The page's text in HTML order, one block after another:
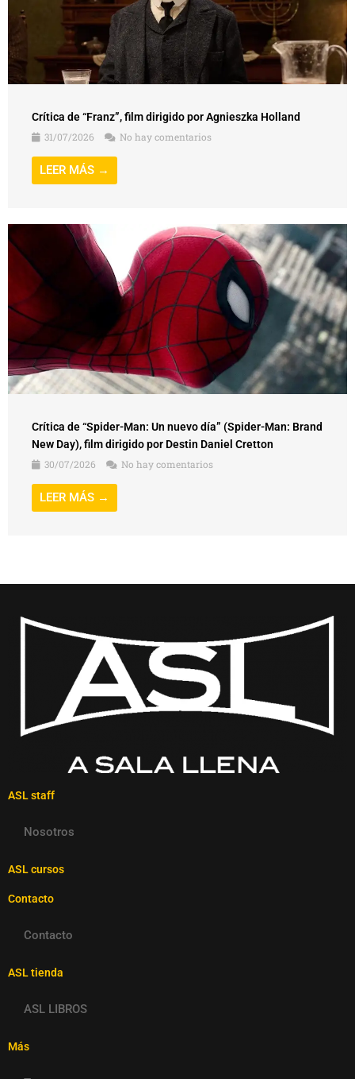
Crítica de “Franz”, film dirigido por Agnieszka Holland
31/07/2026
No hay comentarios
LEER MÁS →
Crítica de “Spider-Man: Un nuevo día” (Spider-Man: Brand
New Day), film dirigido por Destin Daniel Cretton
30/07/2026
No hay comentarios
LEER MÁS →
ASL staff
Nosotros
ASL cursos
Contacto
Contacto
ASL tienda
ASL LIBROS
Más